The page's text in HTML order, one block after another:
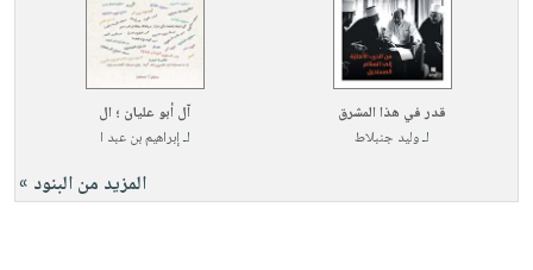
قدر في هذا المشرق
لـوليد جنبلاط
آل أبو عليان ؛ ال
لـإبراهيم بن عبد ا
المزيد من البنود »